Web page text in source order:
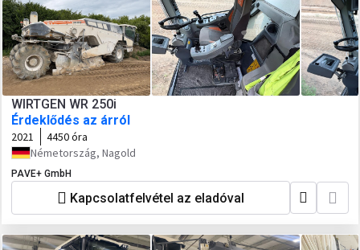
WIRTGEN WR 250i
Érdeklődés az árról
2021
4450 óra
Németország, Nagold
PAVE+ GmbH
Kapcsolatfelvétel az eladóval